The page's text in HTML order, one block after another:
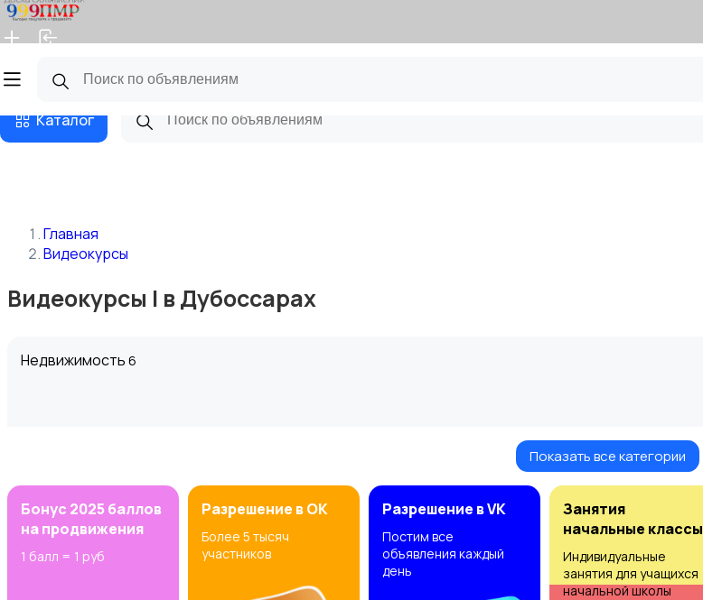
Главная
Каталог
Главная
Видеокурсы
Видеокурсы | в Дубоссарах
Недвижимость 6
Транспорт1
Показать все категории
Бонус 2025 баллов
на продвижения
1 балл = 1 руб
Разрешение в OK
Более 5 тысяч
участников
Разрешение в VK
Постим все
объявления каждый
день
Занятия
начальные классы
Индивидуальные
занятия для учащихся
начальной школы